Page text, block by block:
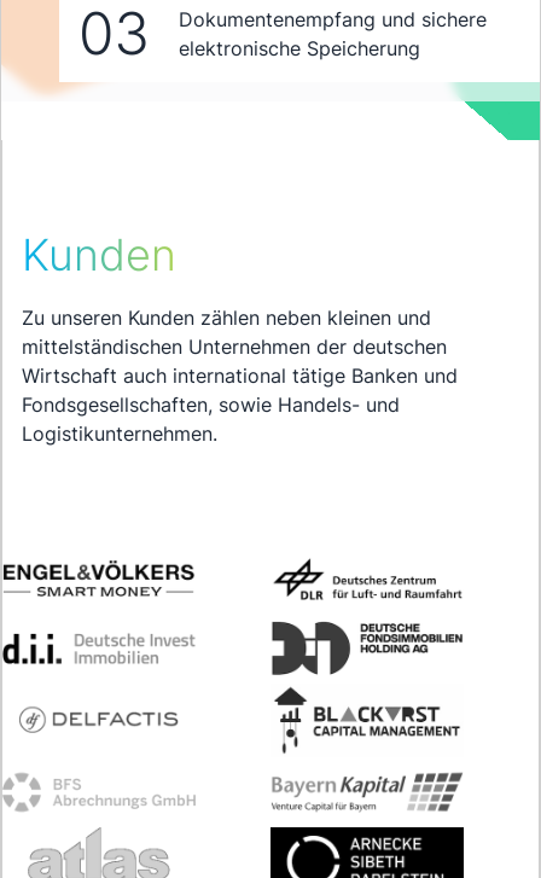
03
Dokumentenempfang und sichere
elektronische Speicherung
Kunden
Zu unseren Kunden zählen neben kleinen und
mittelständischen Unternehmen der deutschen
Wirtschaft auch international tätige Banken und
Fondsgesellschaften, sowie Handels- und
Logistikunternehmen.